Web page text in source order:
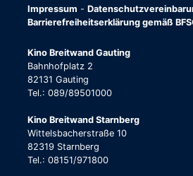
Impressum -
Barrierefreiheitserklärung gemäß
Kino Breitwand Gauting
Bahnhofplatz 2
82131 Gauting
Tel.: 089/89501000
Kino Breitwand Starnberg
Wittelsbacherstraße 10
82319 Starnberg
Tel.: 08151/971800